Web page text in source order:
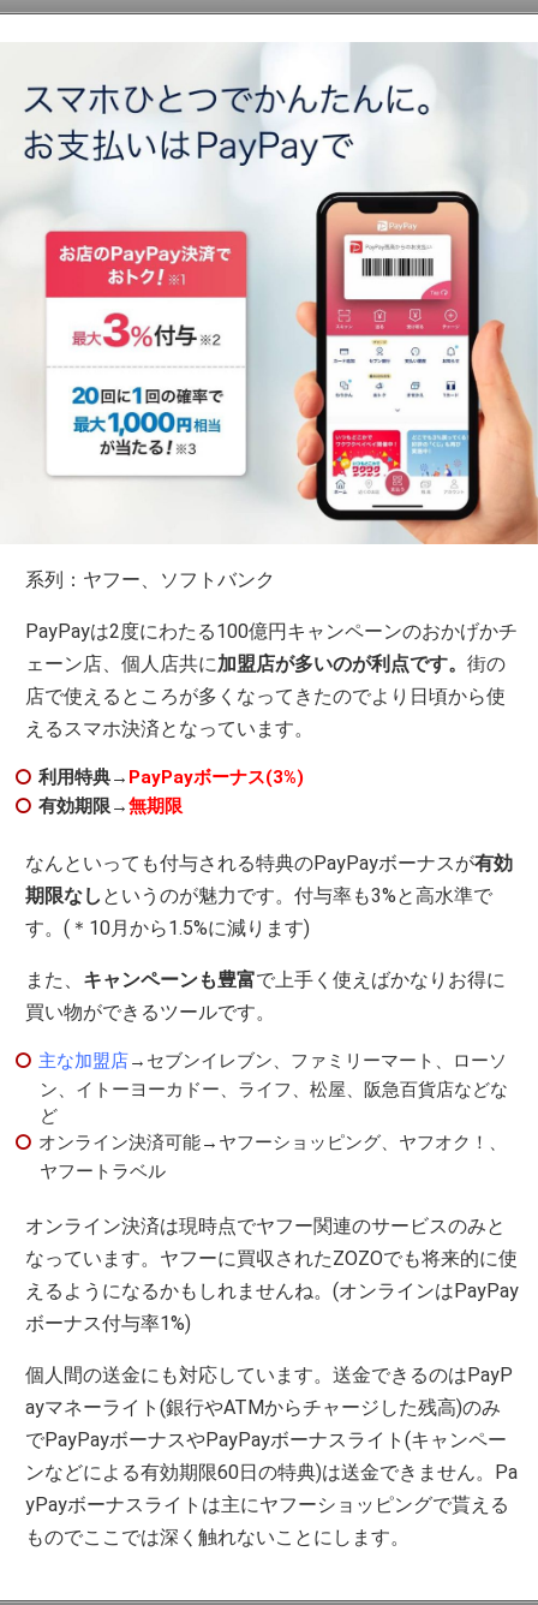
系列：ヤフー、ソフトバンク
PayPayは2度にわたる100億円キャンペーンのおかげかチ
ェーン店、個人店共に加盟店が多いのが利点です。街の
店で使えるところが多くなってきたのでより日頃から使
えるスマホ決済となっています。
利用特典→ PayPayボーナス(3%)
有効期限→無期限
なんといっても付与される特典のPayPayボーナスが有効
期限なし というのが魅力です。付与率も3%と高水準で
す。(＊10月から1.5%に減ります)
また、 キャンペーンも豊富で上手く使えばかなりお得に
買い物ができるツールです。
主な加盟店→セブンイレブン、ファミリーマート、ローソ
ン、イトーヨーカドー、ライフ、松屋、阪急百貨店などな
ど
オンライン決済可能→ヤフーショッピング、ヤフオク！、
ヤフートラベル
オンライン決済は現時点でヤフー関連のサービスのみと
なっています。ヤフーに買収されたZOZOでも将来的に使
えるようになるかもしれませんね。(オンラインはPayPay
ボーナス付与率1%)
個人間の送金にも対応しています。送金できるのはPayP
ayマネーライト(銀行やATMからチャージした残高)のみ
でPayPayボーナスやPayPayボーナスライト(キャンペー
ンなどによる有効期限60日の特典)は送金できません。Pa
yPayボーナスライトは主にヤフーショッピングで貰える
ものでここでは深く触れないことにします。